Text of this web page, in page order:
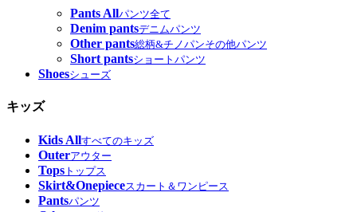
Pants Allパンツ全て
Denim pantsデニムパンツ
Other pants総柄&チノパンその他パンツ
Short pantsショートパンツ
Shoesシューズ
キッズ
Kids Allすべてのキッズ
Outerアウター
Tops トップス
Skirt&Onepieceスカート＆ワンピース
Pantsパンツ